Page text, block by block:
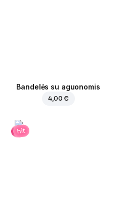
Bandelės su aguonomis
4,00 €
hit